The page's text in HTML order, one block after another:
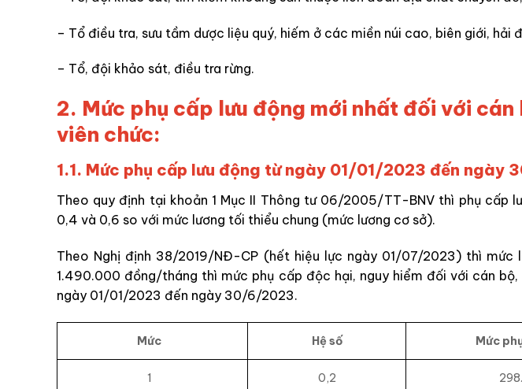
– Tổ điều tra, sưu tầm dược liệu quý, hiếm ở các miền núi cao, biên giới, hải
– Tổ, đội khảo sát, điều tra rừng.
2. Mức phụ cấp lưu động mới nhất đối với
viên chức:
1.1. Mức phụ cấp lưu động từ ngày 01/01/2023 đến ngày
Theo quy định tại khoản 1 Mục II Thông tư 06/2005/TT-BNV thì phụ cấp
0,4 và 0,6 so với mức lương tối thiểu chung (mức lương cơ sở).
Theo Nghị định 38/2019/NĐ-CP (hết hiệu lực ngày 01/07/2023) thì mức
1.490.000 đồng/tháng thì mức phụ cấp độc hại, nguy hiểm đối với cán
ngày 01/01/2023 đến ngày 30/6/2023.
Mức Hệ số Mức
1 0,2